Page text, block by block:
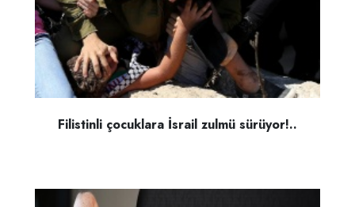
Filistinli çocuklara İsrail zulmü sürüyor!..